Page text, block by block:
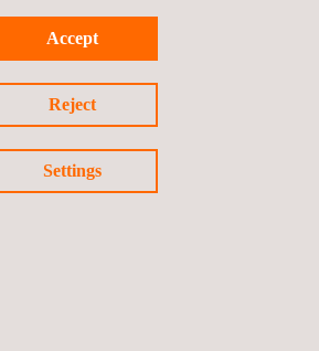
Accept
Reject
Settings